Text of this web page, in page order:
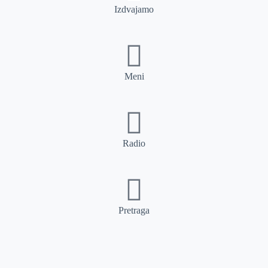
Izdvajamo
Meni
Radio
Pretraga